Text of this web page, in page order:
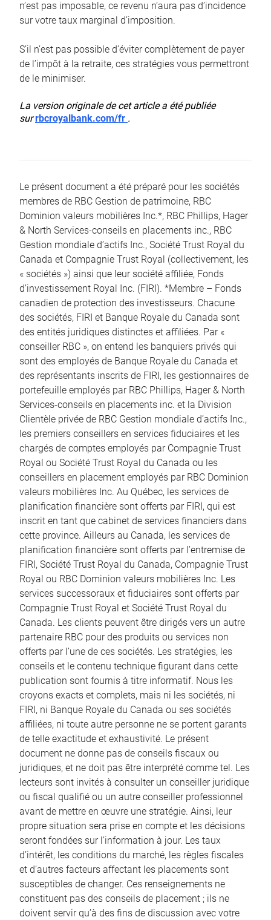
n’est pas imposable, ce revenu n’aura pas d’incidence
sur votre taux marginal d’imposition.
S’il n’est pas possible d’éviter complètement de payer
de l’impôt à la retraite, ces stratégies vous permettront
de le minimiser.
La version originale de cet article a été publiée
surrbcroyalbank.com/fr .
Le présent document a été préparé pour les sociétés
membres de RBC Gestion de patrimoine, RBC
Dominion valeurs mobilières Inc.*, RBC Phillips, Hager
& North Services-conseils en placements inc., RBC
Gestion mondiale d’actifs Inc., Société Trust Royal du
Canada et Compagnie Trust Royal (collectivement, les
« sociétés ») ainsi que leur société affiliée, Fonds
d’investissement Royal Inc. (FIRI). *Membre – Fonds
canadien de protection des investisseurs. Chacune
des sociétés, FIRI et Banque Royale du Canada sont
des entités juridiques distinctes et affiliées. Par «
conseiller RBC », on entend les banquiers privés qui
sont des employés de Banque Royale du Canada et
des représentants inscrits de FIRI, les gestionnaires de
portefeuille employés par RBC Phillips, Hager & North
Services-conseils en placements inc. et la Division
Clientèle privée de RBC Gestion mondiale d’actifs Inc.,
les premiers conseillers en services fiduciaires et les
chargés de comptes employés par Compagnie Trust
Royal ou Société Trust Royal du Canada ou les
conseillers en placement employés par RBC Dominion
valeurs mobilières Inc. Au Québec, les services de
planification financière sont offerts par FIRI, qui est
inscrit en tant que cabinet de services financiers dans
cette province. Ailleurs au Canada, les services de
planification financière sont offerts par l’entremise de
FIRI, Société Trust Royal du Canada, Compagnie Trust
Royal ou RBC Dominion valeurs mobilières Inc. Les
services successoraux et fiduciaires sont offerts par
Compagnie Trust Royal et Société Trust Royal du
Canada. Les clients peuvent être dirigés vers un autre
partenaire RBC pour des produits ou services non
offerts par l’une de ces sociétés. Les stratégies, les
conseils et le contenu technique figurant dans cette
publication sont fournis à titre informatif. Nous les
croyons exacts et complets, mais ni les sociétés, ni
FIRI, ni Banque Royale du Canada ou ses sociétés
affiliées, ni toute autre personne ne se portent garants
de telle exactitude et exhaustivité. Le présent
document ne donne pas de conseils fiscaux ou
juridiques, et ne doit pas être interprété comme tel. Les
lecteurs sont invités à consulter un conseiller juridique
ou fiscal qualifié ou un autre conseiller professionnel
avant de mettre en œuvre une stratégie. Ainsi, leur
propre situation sera prise en compte et les décisions
seront fondées sur l’information à jour. Les taux
d’intérêt, les conditions du marché, les règles fiscales
et d’autres facteurs affectant les placements sont
susceptibles de changer. Ces renseignements ne
constituent pas des conseils de placement ; ils ne
doivent servir qu’à des fins de discussion avec votre